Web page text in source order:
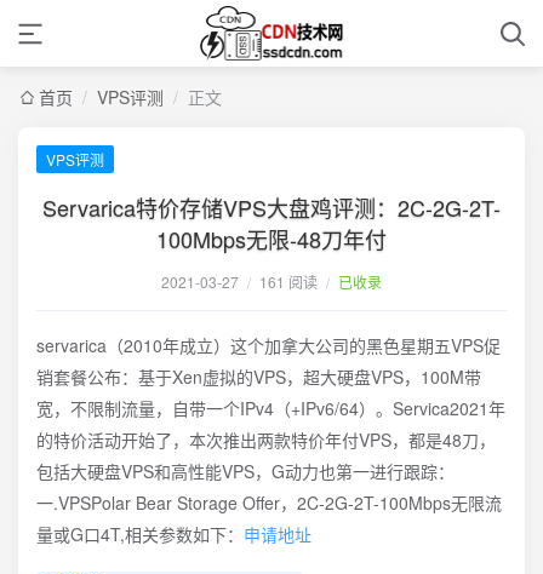
首页 / VPS评测 / 正文
VPS评测
Servarica特价存储VPS大盘鸡评测：2C-2G-2T-
100Mbps无限-48刀年付
2021-03-27 / 161 阅读 / 已收录
servarica（2010年成立）这个加拿大公司的黑色星期五VPS促
销套餐公布：基于Xen虚拟的VPS，超大硬盘VPS，100M带
宽，不限制流量，自带一个IPv4（+IPv6/64）。Servica2021年
的特价活动开始了，本次推出两款特价年付VPS，都是48刀，
包括大硬盘VPS和高性能VPS，G动力也第一进行跟踪：
一.VPSPolar Bear Storage Offer，2C-2G-2T-100Mbps无限流
量或G口4T,相关参数如下： 申请地址